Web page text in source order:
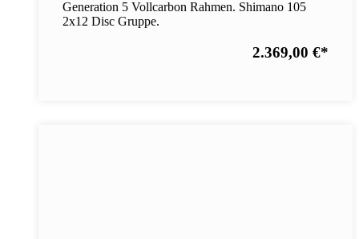
Generation 5 Vollcarbon Rahmen. Shimano 105
2x12 Disc Gruppe.
2.369,00 €*